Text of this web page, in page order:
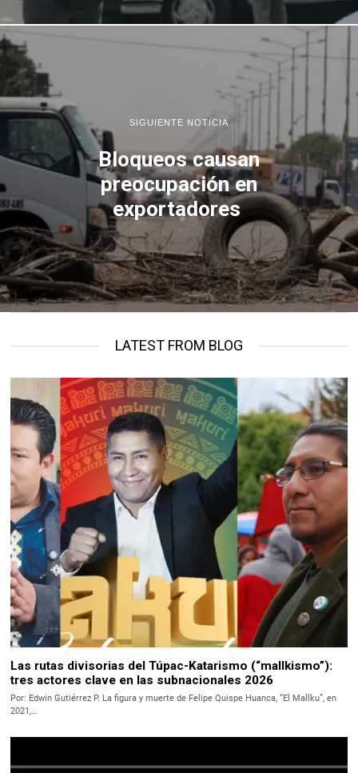
SIGUIENTE NOTICIA
Bloqueos causan
preocupación en
exportadores
LATEST FROM BLOG
Las rutas divisorias del Túpac-Katarismo (“mallkismo”):
tres actores clave en las subnacionales 2026
Por: Edwin Gutiérrez P. La figura y muerte de Felipe Quispe Huanca, “El Mallku”, en
2021,…